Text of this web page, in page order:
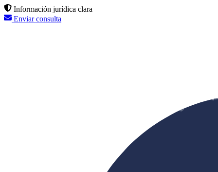
Información jurídica clara
Enviar consulta